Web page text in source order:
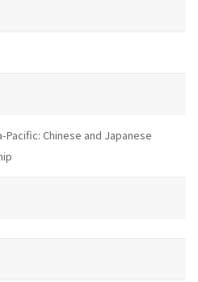
Chinese and Japanese